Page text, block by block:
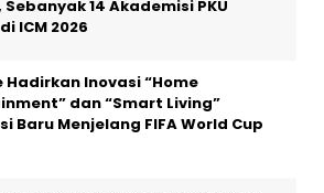
Sebanyak 14 Akademisi PKU
ICM 2026
Hadirkan Inovasi “Home
dan “Smart Living”
Baru Menjelang FIFA World Cup